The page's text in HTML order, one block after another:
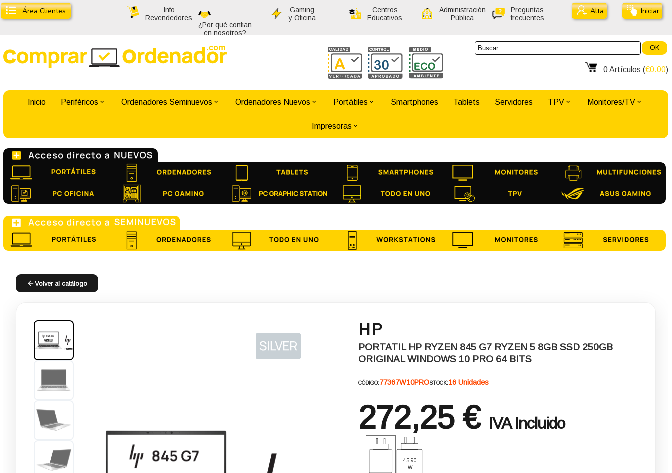
Área Clientes
Info
Revendedores
¿Por qué confian
en nosotros?
Gaming
y Oficina
Centros
Educativos
Administración
Pública
Preguntas
frecuentes
Iniciar
Alta
OK
0Artículos (€0.00)
Inicio Periféricos Ordenadores Seminuevos Ordenadores Nuevos Portátiles Smartphones Tablets Servidores TPV Monitores/TV
Impresoras
Volver al catálogo
HP
PORTATIL HP RYZEN 845 G7 RYZEN 5 8GB SSD 250GB
ORIGINAL WINDOWS 10 PRO 64 BITS
CÓDIGO:77367W10PROSTOCK:16 Unidades
272,25 € IVA Incluido
45-90
W